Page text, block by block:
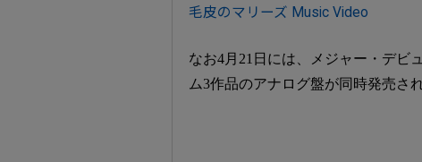
毛皮のマリーズ Music Video
なお4月21日には、メジャー・デビ
ム3作品のアナログ盤が同時発売され